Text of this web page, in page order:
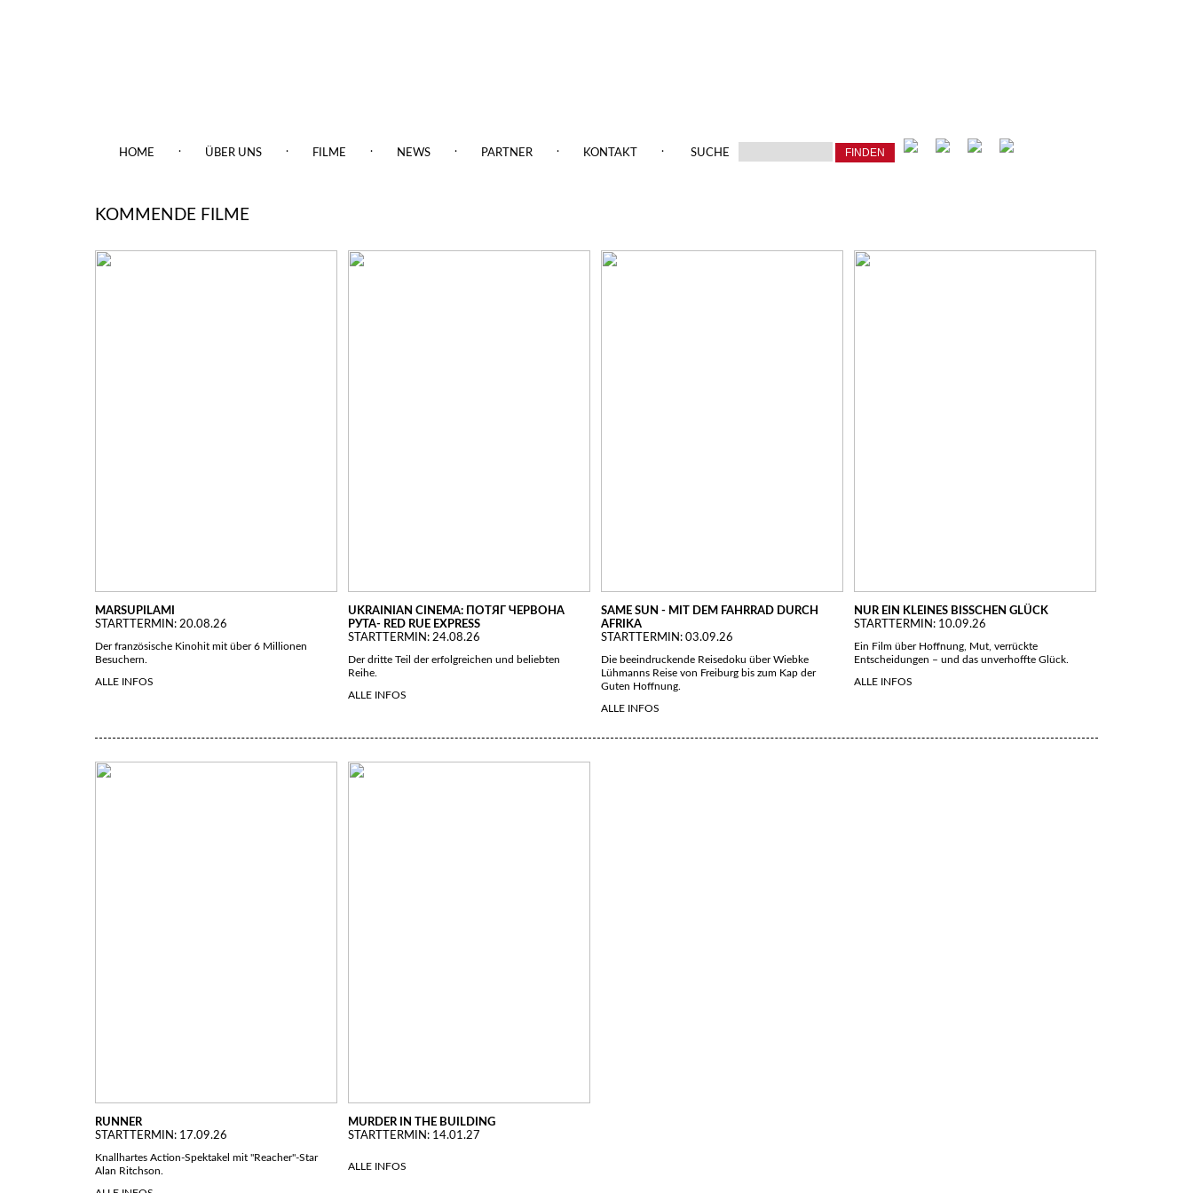
HOME . ÜBER UNS . FILME . NEWS . PARTNER . KONTAKT . SUCHE
KOMMENDE FILME
MARSUPILAMI
STARTTERMIN: 20.08.26
Der französische Kinohit mit über 6 Millionen
Besuchern.
ALLE INFOS
UKRAINIAN CINEMA: ПОТЯГ ЧЕРВОНА
РУТА- RED RUE EXPRESS
STARTTERMIN: 24.08.26
Der dritte Teil der erfolgreichen und beliebten
Reihe.
ALLE INFOS
SAME SUN - MIT DEM FAHRRAD DURCH
AFRIKA
STARTTERMIN: 03.09.26
Die beeindruckende Reisedoku über Wiebke
Lühmanns Reise von Freiburg bis zum Kap der
Guten Hoffnung.
ALLE INFOS
NUR EIN KLEINES BISSCHEN GLÜCK
STARTTERMIN: 10.09.26
Ein Film über Hoffnung, Mut, verrückte
Entscheidungen – und das unverhoffte Glück.
ALLE INFOS
RUNNER
STARTTERMIN: 17.09.26
Knallhartes Action-Spektakel mit "Reacher"-Star
Alan Ritchson.
MURDER IN THE BUILDING
STARTTERMIN: 14.01.27
ALLE INFOS